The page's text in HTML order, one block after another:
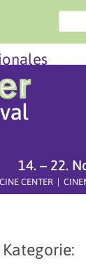
14. – 22.
CINE CENTER |
Kategorie: